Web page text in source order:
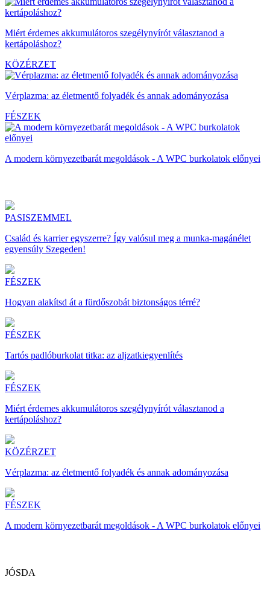
Miért érdemes akkumulátoros szegélynyírót választanod a
kertápoláshoz?
KÖZÉRZET
Vérplazma: az életmentő folyadék és annak adományozása
FÉSZEK
A modern környezetbarát megoldások - A WPC burkolatok előnyei
PASISZEMMEL
Család és karrier egyszerre? Így valósul meg a munka-magánélet
egyensúly Szegeden!
FÉSZEK
Hogyan alakítsd át a fürdőszobát biztonságos térré?
FÉSZEK
Tartós padlóburkolat titka: az aljzatkiegyenlítés
FÉSZEK
Miért érdemes akkumulátoros szegélynyírót választanod a
kertápoláshoz?
KÖZÉRZET
Vérplazma: az életmentő folyadék és annak adományozása
FÉSZEK
A modern környezetbarát megoldások - A WPC burkolatok előnyei
JÓSDA